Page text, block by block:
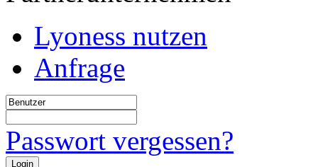
Lyoness nutzen
Anfrage
Passwort vergessen?